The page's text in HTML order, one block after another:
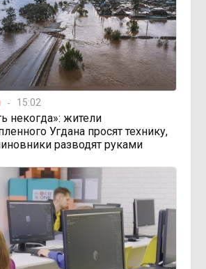
15:02
некогда»: жители
Угдана просят технику,
разводят руками